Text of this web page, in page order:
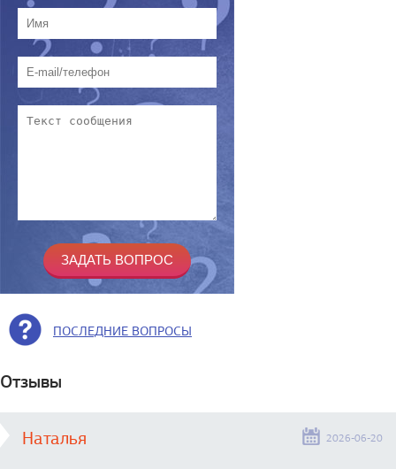
ПОСЛЕДНИЕ ВОПРОСЫ
Отзывы
Наталья 2026-06-20